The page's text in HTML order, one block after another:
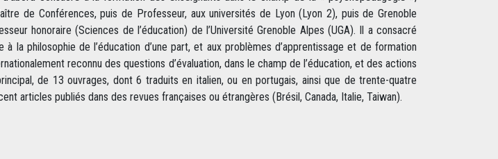
de Conférences, puis de Professeur, aux universités de Lyon (Lyon 2), puis de Grenoble
honoraire (Sciences de l’éducation) de l’Université Grenoble Alpes (UGA). Il a consacré
la philosophie de l’éducation d’une part, et aux problèmes d’apprentissage et de formation
reconnu des questions d’évaluation, dans le champ de l’éducation, et des actions
de 13 ouvrages, dont 6 traduits en italien, ou en portugais, ainsi que de trente-quatre
articles publiés dans des revues françaises ou étrangères (Brésil, Canada, Italie, Taiwan).